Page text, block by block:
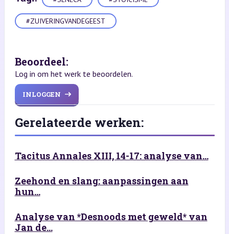
#ZUIVERINGVANDEGEEST
Beoordeel:
Log in om het werk te beoordelen.
INLOGGEN
Gerelateerde werken:
Tacitus Annales XIII, 14-17: analyse van...
Zeehond en slang: aanpassingen aan
hun...
Analyse van *Desnoods met geweld* van
Jan de...